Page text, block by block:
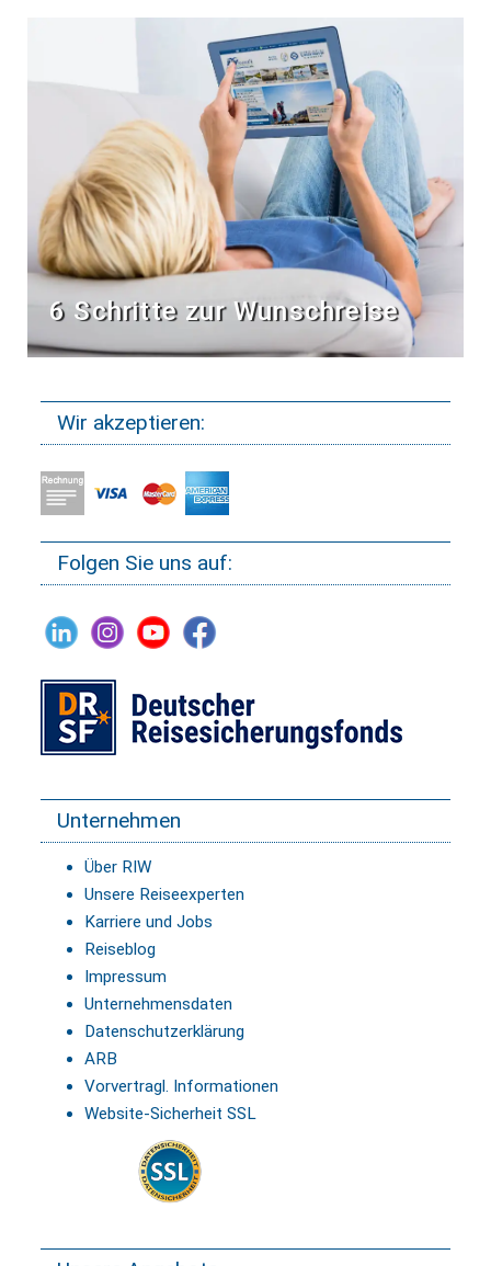
6 Schritte zur Wunschreise
Wir akzeptieren:
Folgen Sie uns auf:
Unternehmen
Über RIW
Unsere Reiseexperten
Karriere und Jobs
Reiseblog
Impressum
Unternehmensdaten
Datenschutzerklärung
ARB
Vorvertragl. Informationen
Website-Sicherheit SSL